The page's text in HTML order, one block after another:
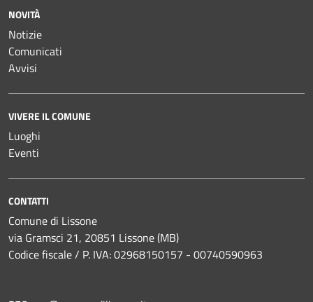
NOVITÀ
Notizie
Comunicati
Avvisi
VIVERE IL COMUNE
Luoghi
Eventi
CONTATTI
Comune di Lissone
via Gramsci 21, 20851 Lissone (MB)
Codice fiscale / P. IVA: 02968150157 - 00740590963